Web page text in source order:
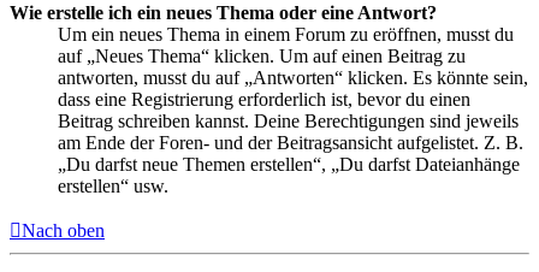
Wie erstelle ich ein neues Thema oder eine Antwort?
Um ein neues Thema in einem Forum zu eröffnen, musst du
auf „Neues Thema“ klicken. Um auf einen Beitrag zu
antworten, musst du auf „Antworten“ klicken. Es könnte sein,
dass eine Registrierung erforderlich ist, bevor du einen
Beitrag schreiben kannst. Deine Berechtigungen sind jeweils
am Ende der Foren- und der Beitragsansicht aufgelistet. Z. B.
„Du darfst neue Themen erstellen“, „Du darfst Dateianhänge
erstellen“ usw.
Nach oben